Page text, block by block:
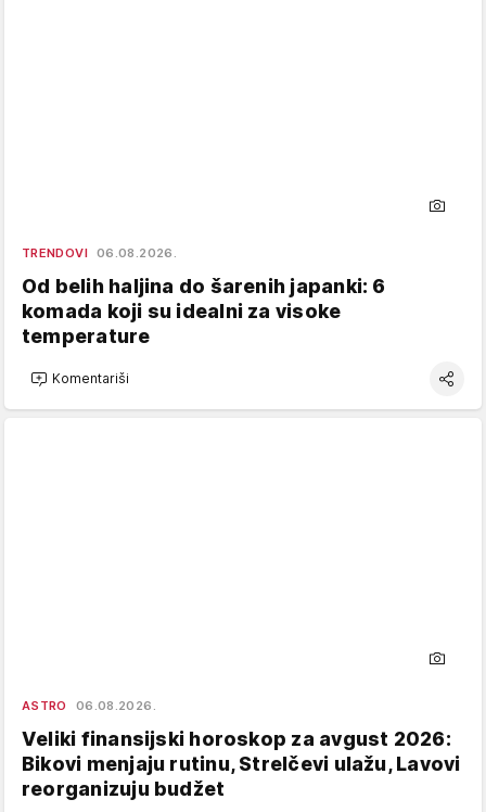
TRENDOVI 06.08.2026.
Od belih haljina do šarenih japanki: 6
komada koji su idealni za visoke
temperature
Komentariši
ASTRO 06.08.2026.
Veliki finansijski horoskop za avgust 2026:
Bikovi menjaju rutinu, Strelčevi ulažu, Lavovi
reorganizuju budžet